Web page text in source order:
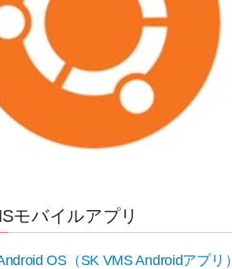
モバイルアプリ
OS（SK VMS Androidアプリ）